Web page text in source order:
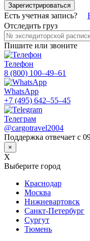
Зарегистрироваться
Есть учетная запись?
Отследить груз
Пишите или звоните
Телефон
8 (800) 100–49–61
WhatsApp
+7 (495) 642–55–45
Телеграм
@cargotravel2004
Поддержка отвечает с
×
X
Выберите город
Краснодар
Москва
Нижневартовск
Санкт-Петербург
Сургут
Тюмень